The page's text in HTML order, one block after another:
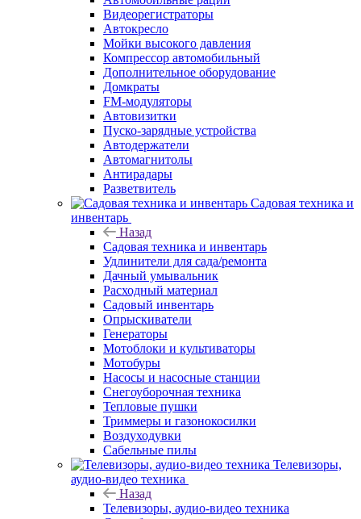
Видеорегистраторы
Автокресло
Мойки высокого давления
Компрессор автомобильный
Дополнительное оборудование
Домкраты
FM-модуляторы
Автовизитки
Пуско-зарядные устройства
Автодержатели
Автомагнитолы
Антирадары
Разветвитель
Садовая техника и
инвентарь
Назад
Садовая техника и инвентарь
Удлинители для сада/ремонта
Дачный умывальник
Расходный материал
Садовый инвентарь
Опрыскиватели
Генераторы
Мотоблоки и культиваторы
Мотобуры
Насосы и насосные станции
Снегоуборочная техника
Тепловые пушки
Триммеры и газонокосилки
Воздуходувки
Сабельные пилы
Телевизоры,
аудио-видео техника
Назад
Телевизоры, аудио-видео техника